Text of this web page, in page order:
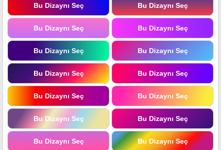
Bu Dizaynı Seç Bu Dizaynı Seç
Bu Dizaynı Seç Bu Dizaynı Seç
Bu Dizaynı Seç Bu Dizaynı Seç
Bu Dizaynı Seç Bu Dizaynı Seç
Bu Dizaynı Seç Bu Dizaynı Seç
Bu Dizaynı Seç Bu Dizaynı Seç
Bu Dizaynı Seç Bu Dizaynı Seç